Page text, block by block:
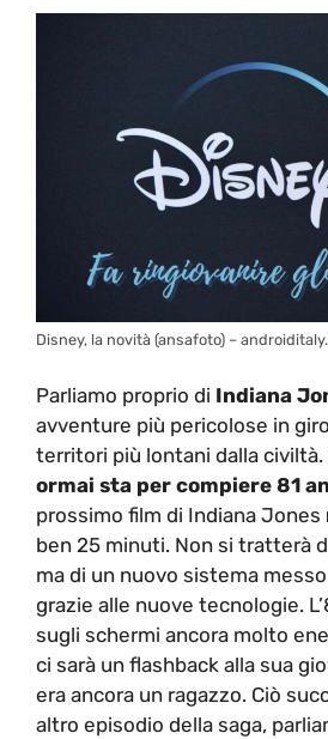
Disney, la novità (ansafoto) –
Parliamo proprio di Indiana
avventure più pericolose in
territori più lontani dalla civiltà.
ormai sta per compiere 81
prossimo film di Indiana Jones
ben 25 minuti. Non si tratterà
ma di un nuovo sistema
grazie alle nuove tecnologie.
sugli schermi ancora molto
ci sarà un flashback alla sua
era ancora un ragazzo. Ciò
altro episodio della saga,